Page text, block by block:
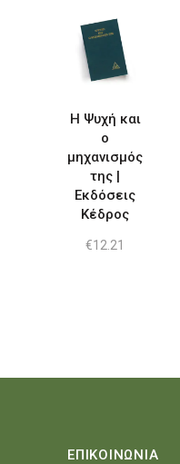
Η Ψυχή και
ο
μηχανισμός
της |
Εκδόσεις
Κέδρος
€12.21
ΕΠΙΚΟΙΝΩΝΙΑ